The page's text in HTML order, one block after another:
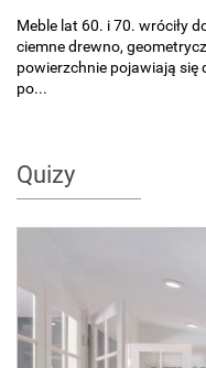
Meble lat 60. i 70. wróciły
ciemne drewno,
powierzchnie pojawiają się
po...
Quizy